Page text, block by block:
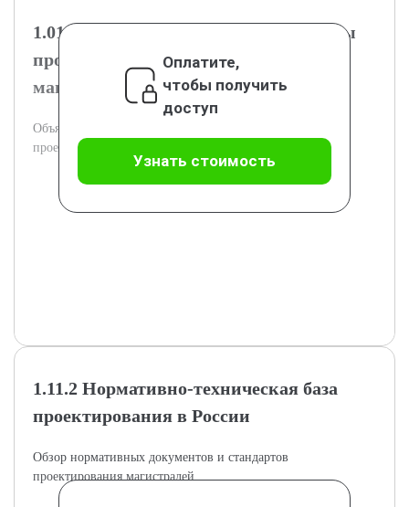
1.01.1 Основные понятия и принципы
проектирования транспортных
магистралей
Объяснение базовых понятий и основных принципов
проектирования дорог.
Оплатите,
чтобы получить
доступ
Узнать стоимость
1.11.2 Нормативно-техническая база
проектирования в России
Обзор нормативных документов и стандартов
проектирования магистралей.